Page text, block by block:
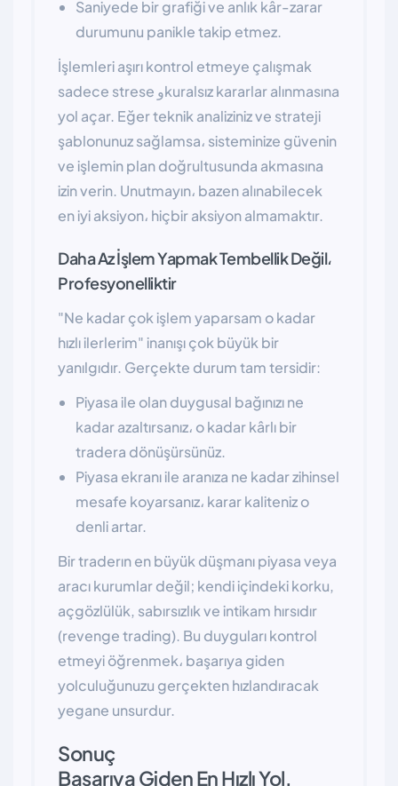
Saniyede bir grafiği ve anlık kâr-zarar
durumunu panikle takip etmez.
İşlemleri aşırı kontrol etmeye çalışmak
sadece strese وkuralsız kararlar alınmasına
yol açar. Eğer teknik analiziniz ve strateji
şablonunuz sağlamsa، sisteminize güvenin
ve işlemin plan doğrultusunda akmasına
izin verin. Unutmayın، bazen alınabilecek
en iyi aksiyon، hiçbir aksiyon almamaktır.
Daha Az İşlem Yapmak Tembellik Değil،
Profesyonelliktir
"Ne kadar çok işlem yaparsam o kadar
hızlı ilerlerim" inanışı çok büyük bir
yanılgıdır. Gerçekte durum tam tersidir:
Piyasa ile olan duygusal bağınızı ne
kadar azaltırsanız، o kadar kârlı bir
tradera dönüşürsünüz.
Piyasa ekranı ile aranıza ne kadar zihinsel
mesafe koyarsanız، karar kaliteniz o
denli artar.
Bir traderın en büyük düşmanı piyasa veya
aracı kurumlar değil; kendi içindeki korku,
açgözlülük, sabırsızlık ve intikam hırsıdır
(revenge trading). Bu duyguları kontrol
etmeyi öğrenmek، başarıya giden
yolculuğunuzu gerçekten hızlandıracak
yegane unsurdur.
Sonuç
Başarıya Giden En Hızlı Yol,